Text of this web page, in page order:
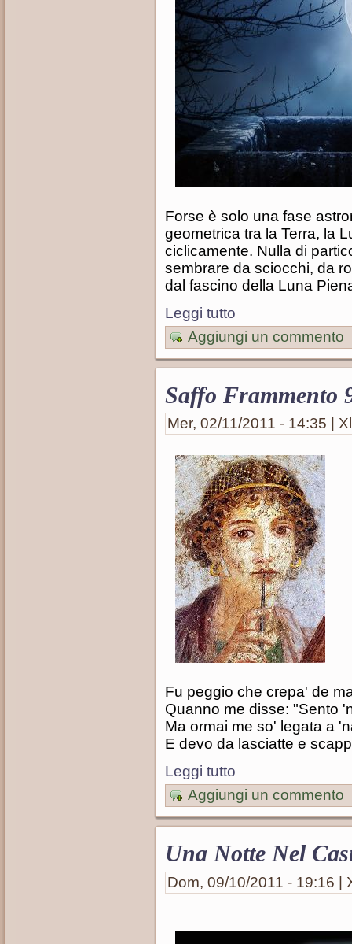
Forse è solo una fase
geometrica tra la Terra, la
ciclicamente. Nulla di
sembrare da sciocchi, da
dal fascino della Luna
Leggi tutto
Aggiungi un commento
Saffo Frammento
Mer, 02/11/2011 - 14:35 |
Fu peggio che crepa' de
Quanno me disse: "Sento
Ma ormai me so' legata a
E devo da lasciatte e
Leggi tutto
Aggiungi un commento
Una Notte Nel
Dom, 09/10/2011 - 19:16 |